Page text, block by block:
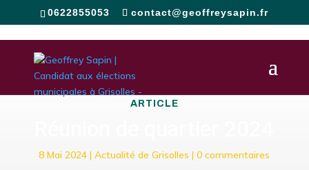
0622855053 contact@geoffreysapin.fr
ARTICLE
8 Mai 2024 |Actualité de Grisolles |0 commentaires